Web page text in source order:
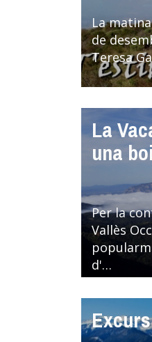
La
de
Teresa
La
una
Per la
Vallès
d'…